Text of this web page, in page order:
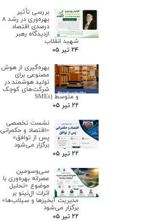
بررسی تأثیر
بهره‌وری در رشد ۸
درصدی اقتصاد
ازدیدگاه رهبر
شهید انقلاب
۲۴ تیر ۰۵
بهره‌گیری از هوش
مصنوعی برای
تولید هوشمند در
شرکت‌های کوچک
و متوسط (SMEs
۲۲ تیر ۰۵
نشست تخصصی
«اقتصاد و حکمرانی
پس از توافق»
برگزار می‌شود
۲۲ تیر ۰۵
سی‌وسومین
عصرانه بهره‌وری با
موضوع «تحلیل
اثرات ال‌نینو بر
مدیریت آبخیزها و سیلاب‌ها»
برگزار می‌شود
۲۲ تیر ۰۵